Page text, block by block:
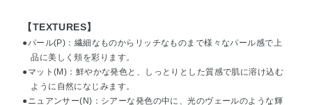
【TEXTURES】
●パール(P)：繊細なものからリッチなものまで様々なパール感で上
品に美しく頬を彩ります。
●マット(M)：鮮やかな発色と、しっとりとした質感で肌に溶け込む
ように自然になじみます。
●ニュアンサー(N)：シアーな発色の中に、光のヴェールのような輝